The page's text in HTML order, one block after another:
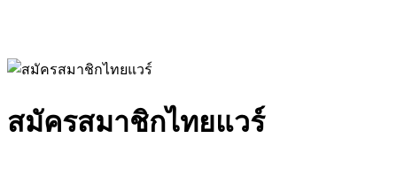
สมัครสมาชิกไทยแวร์